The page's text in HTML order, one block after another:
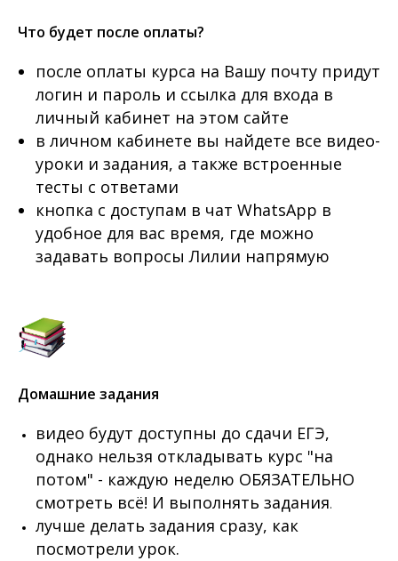
Что будет после оплаты?
после оплаты курса на Вашу почту придут
логин и пароль и ссылка для входа в
личный кабинет на этом сайте
в личном кабинете вы найдете все видео-
уроки и задания, а также встроенные
тесты с ответами
кнопка с доступам в чат WhatsApp в
удобное для вас время, где можно
задавать вопросы Лилии напрямую
Домашние задания
видео будут доступны до сдачи ЕГЭ,
однако нельзя откладывать курс "на
потом" - каждую неделю ОБЯЗАТЕЛЬНО
смотреть всё! И выполнять задания.
лучше делать задания сразу, как
посмотрели урок.